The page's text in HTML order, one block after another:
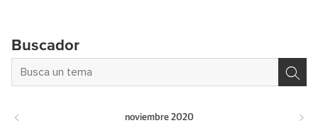
Buscador
noviembre 2020